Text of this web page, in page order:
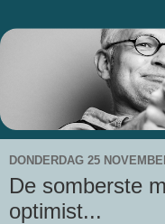
DONDERDAG 25
De somberste
optimist...